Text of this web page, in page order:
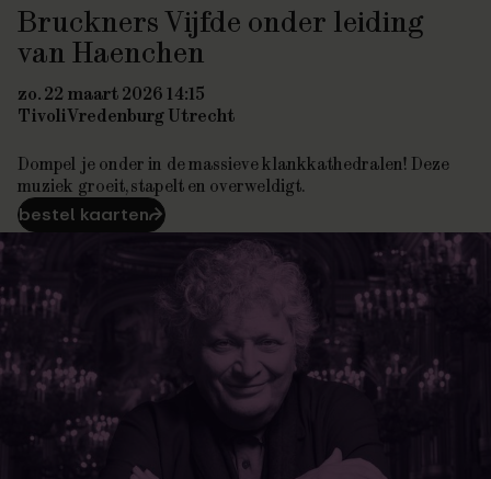
Bruckners Vijfde onder leiding
van Haenchen
zo. 22 maart 2026 14:15
TivoliVredenburg Utrecht
Dompel je onder in de massieve klankkathedralen! Deze
muziek groeit, stapelt en overweldigt.
bestel kaarten⮫